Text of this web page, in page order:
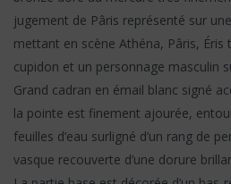
jugement de Pâris représenté sur
mettant en scène Athéna, Pâris,
cupidon et un personnage masculin
Grand cadran en émail blanc signé
la pointe est finement ajourée,
feuilles d’eau surligné d’un rang de
vasque recouverte d’une dorure